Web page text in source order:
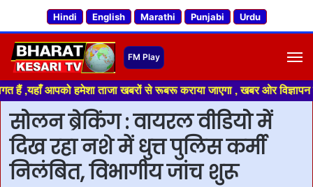
Hindi English Marathi Punjabi Urdu
आपको हमेशा ताजा खबरों से रूबरू कराया जाएगा , खबर ओर विज्ञापन के
सोलन ब्रेकिंग : वायरल वीडियो में
दिख रहा नशे में धुत्त पुलिस कर्मी
निलंबित, विभागीय जांच शुरू